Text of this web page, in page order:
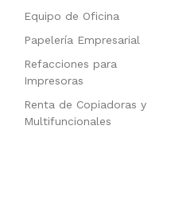
Equipo de Oficina
Papelería Empresarial
Refacciones para
Impresoras
Renta de Copiadoras y
Multifuncionales